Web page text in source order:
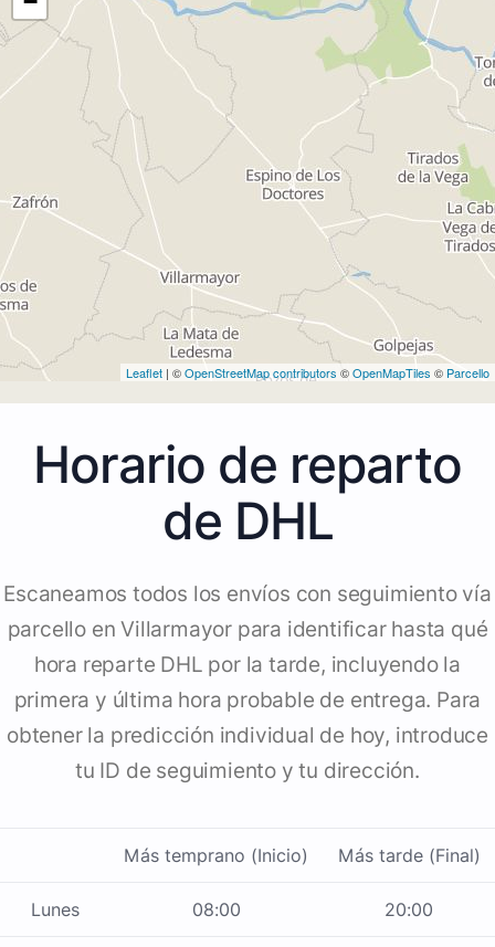
Leaflet | ©OpenStreetMap contributors ©OpenMapTiles © Parcello
Horario de reparto
de DHL
Escaneamos todos los envíos con seguimiento vía
parcello en Villarmayor para identificar hasta qué
hora reparte DHL por la tarde, incluyendo la
primera y última hora probable de entrega. Para
obtener la predicción individual de hoy, introduce
tu ID de seguimiento y tu dirección.
Más temprano (Inicio) Más tarde (Final)
Lunes 08:00 20:00